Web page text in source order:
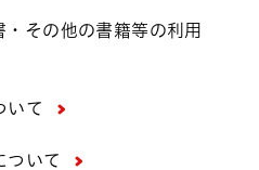
その他の書籍等の利用
いて
ついて